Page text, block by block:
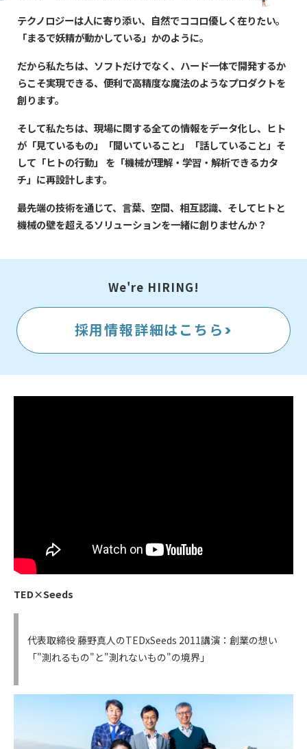
テクノロジーは人に寄り添い、自然でココロ優しく在りたい。
「まるで妖精が動かしている」かのように。
だから私たちは、ソフトだけでなく、ハード一体で開発するか
らこそ実現できる、便利で高精度な魔法のようなプロダクトを
創ります。
そして私たちは、現場に関する全ての情報をデータ化し、 ヒト
が「見ているもの」「聞いていること」「話していること」そ
して「ヒトの行動」 を「機械が理解・学習・解析できるカタ
チ」に再設計​します。
最先端の技術を通じて、言葉、空間、相互認識、そしてヒトと
機械の壁を超えるソリューションを一緒に創りませんか？
We're HIRING!
採用情報詳細はこちら>
TED×Seeds
代表取締役 藤野真人のTEDxSeeds 2011講演：創業の想い
「"測れるもの"と"測れないもの"の境界」